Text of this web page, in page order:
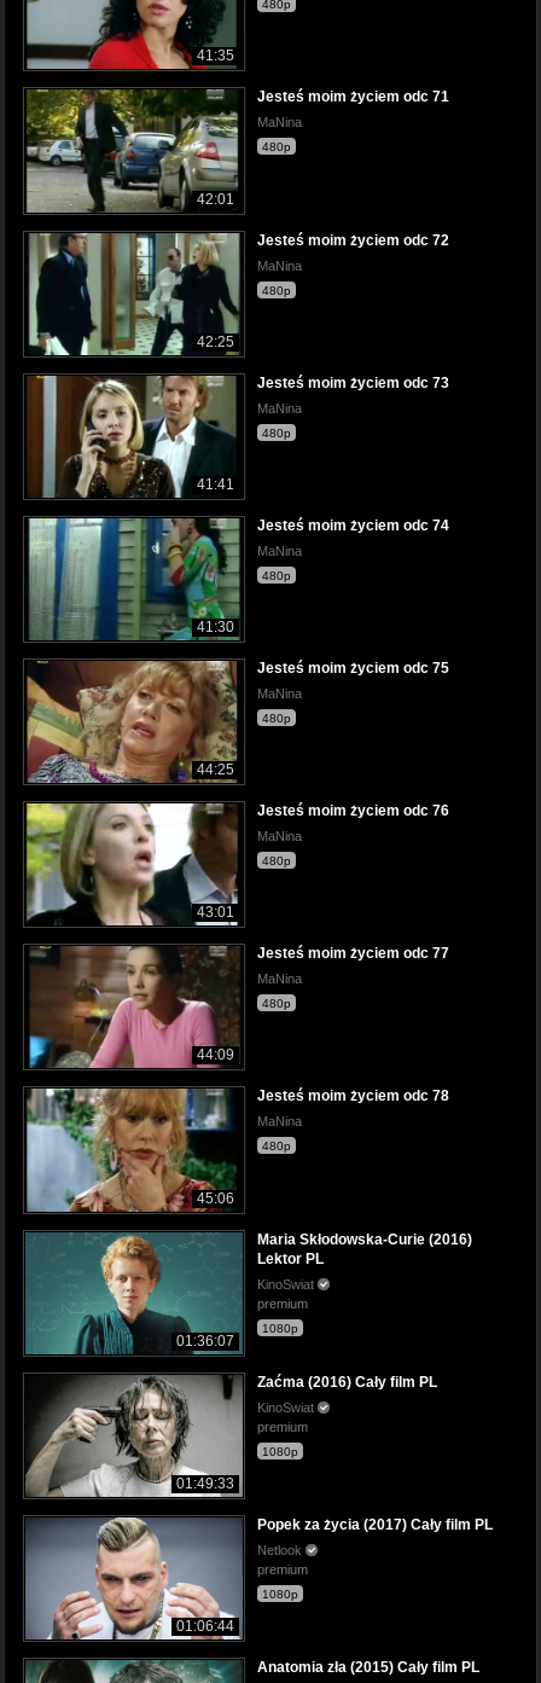
41:35
480p
42:01
Jesteś moim życiem odc 71
MaNina
480p
42:25
Jesteś moim życiem odc 72
MaNina
480p
41:41
Jesteś moim życiem odc 73
MaNina
480p
41:30
Jesteś moim życiem odc 74
MaNina
480p
44:25
Jesteś moim życiem odc 75
MaNina
480p
43:01
Jesteś moim życiem odc 76
MaNina
480p
44:09
Jesteś moim życiem odc 77
MaNina
480p
45:06
Jesteś moim życiem odc 78
MaNina
480p
01:36:07
Maria Skłodowska-Curie (2016)
Lektor PL
KinoSwiat
premium
1080p
01:49:33
Zaćma (2016) Cały film PL
KinoSwiat
premium
1080p
01:06:44
Popek za życia (2017) Cały film PL
Netlook
premium
1080p
Anatomia zła (2015) Cały film PL